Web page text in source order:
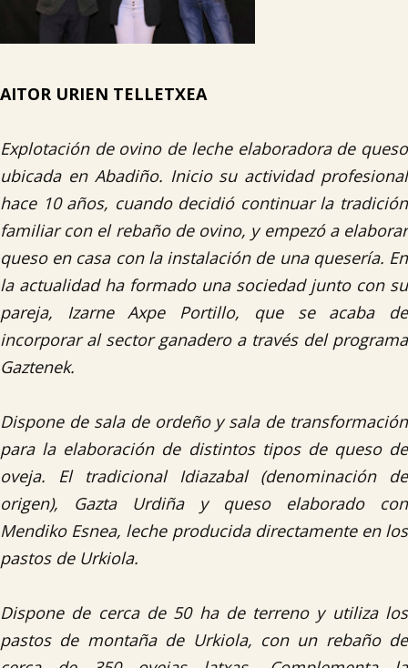
AITOR URIEN TELLETXEA
Explotación de ovino de leche elaboradora de queso
ubicada en Abadiño. Inicio su actividad profesional
hace 10 años, cuando decidió continuar la tradición
familiar con el rebaño de ovino, y empezó a elaborar
queso en casa con la instalación de una quesería. En
la actualidad ha formado una sociedad junto con su
pareja, Izarne Axpe Portillo, que se acaba de
incorporar al sector ganadero a través del programa
Gaztenek.
Dispone de sala de ordeño y sala de transformación
para la elaboración de distintos tipos de queso de
oveja. El tradicional Idiazabal (denominación de
origen), Gazta Urdiña y queso elaborado con
Mendiko Esnea, leche producida directamente en los
pastos de Urkiola.
Dispone de cerca de 50 ha de terreno y utiliza los
pastos de montaña de Urkiola, con un rebaño de